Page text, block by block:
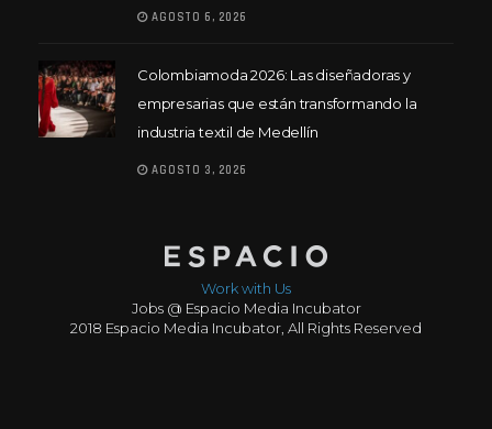
AGOSTO 6, 2026
Colombiamoda 2026: Las diseñadoras y
empresarias que están transformando la
industria textil de Medellín
AGOSTO 3, 2026
Work with Us
Jobs @ Espacio Media Incubator
2018 Espacio Media Incubator, All Rights Reserved